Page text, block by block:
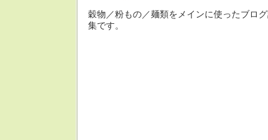
穀物／粉もの／麺類をメインに使ったブロ
集です。